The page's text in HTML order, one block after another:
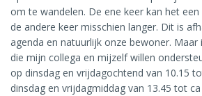
om te wandelen. De ene keer kan het
de andere keer misschien langer. Dit is
agenda en natuurlijk onze bewoner. Maar
die mijn collega en mijzelf willen
op dinsdag en vrijdagochtend van 10.15
dinsdag en vrijdagmiddag van 13.45 tot